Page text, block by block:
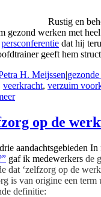
Rustig en
gezond werken met
persconferentie dat hij
geeft hem
H. Meijssen|
veerkracht, verzuim
op de
aandachtsgebieden
gaf ik medewerkers de
dat ‘zelfzorg op de
is van origine een term
definitie: